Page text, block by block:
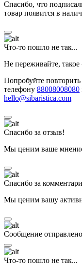
Спасибо, что
товар появится в
Что-то пошло не так...
Не переживайте, такое
Попробуйте
телефону 88008008080
hello@sibaristica.com
Спасибо за отзыв!
Мы ценим ваше
Спасибо за
Мы ценим вашу
Сообщение
Что-то пошло не так...